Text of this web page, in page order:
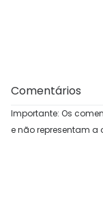
Comentários
Importante: Os
e não representam a